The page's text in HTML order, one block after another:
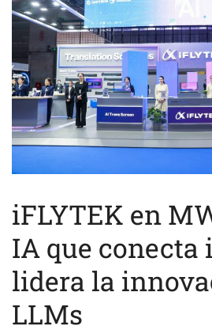
iFLYTEK en
IA que conecta
lidera la
LLMs